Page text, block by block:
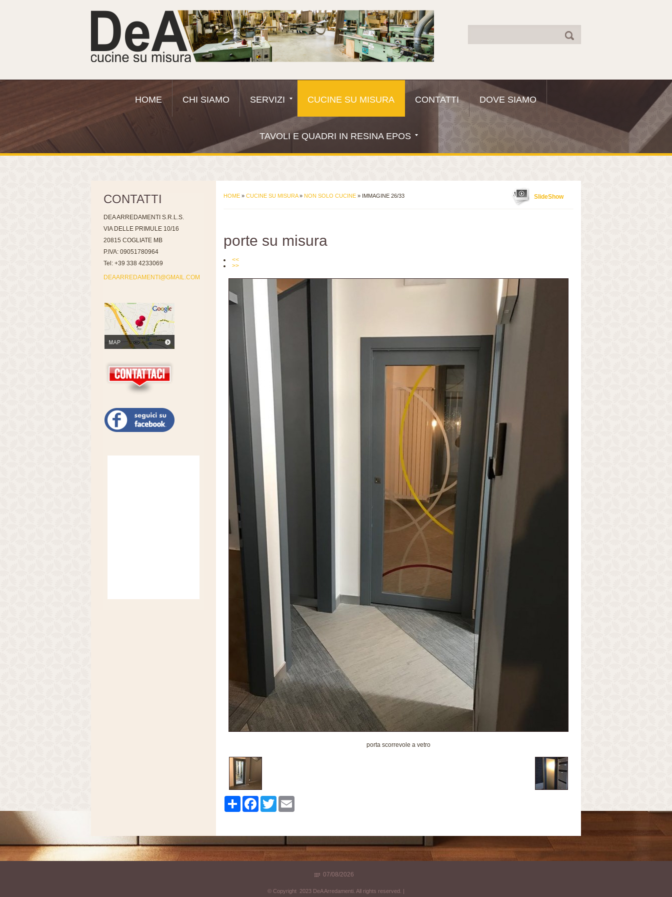
HOME CHI SIAMO SERVIZI CUCINE SU MISURA CONTATTI DOVE SIAMO
TAVOLI E QUADRI IN RESINA EPOS
HOME » CUCINE SU MISURA» NON SOLO CUCINE » IMMAGINE 26/33 SlideShow
porte su misura
<<
>>
porta scorrevole a vetro
Share FacebookTwitter
CONTATTI
DEA ARREDAMENTI S.R.L.S.
VIA DELLE PRIMULE 10/16
20815 COGLIATE MB
P.IVA: 09051780964
Tel: +39 338 4233069
DEAARREDAMENTI@GMAIL.COM
07/08/2026
© Copyright 2023 DeA Arredamenti. All rights reserved. |